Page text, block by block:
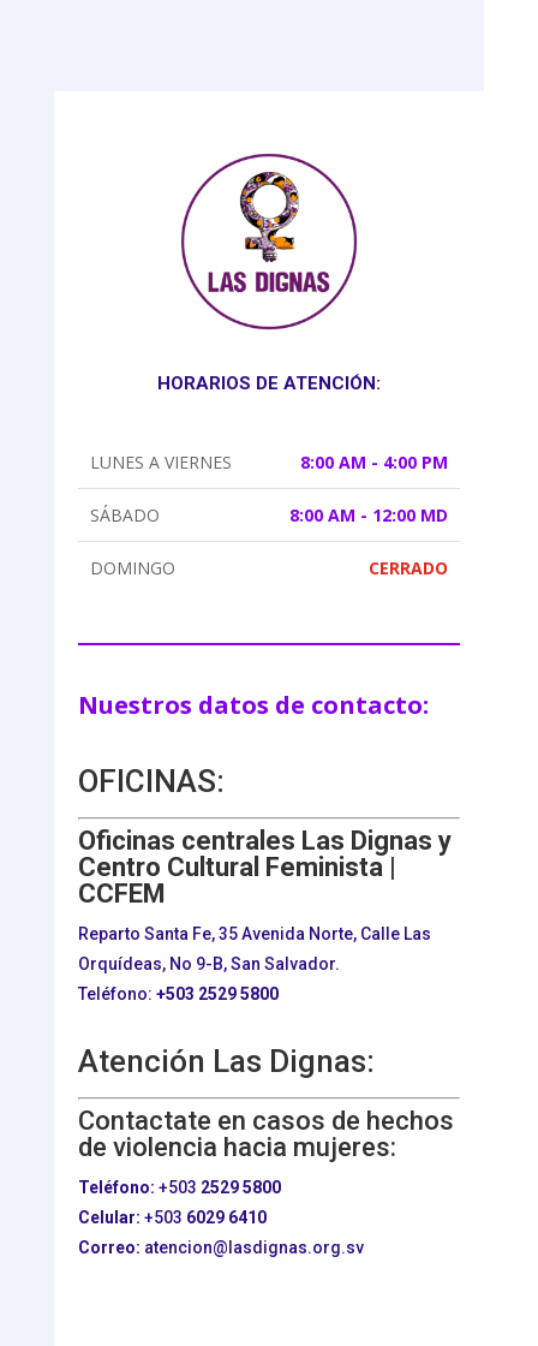
HORARIOS DE ATENCIÓN:
LUNES A VIERNES 8:00 AM - 4:00 PM
SÁBADO 8:00 AM - 12:00 MD
DOMINGO CERRADO
Nuestros datos de contacto:
OFICINAS:
Oficinas centrales Las Dignas y
Centro Cultural Feminista |
CCFEM
Reparto Santa Fe, 35 Avenida Norte, Calle Las
Orquídeas, No 9-B, San Salvador.
Teléfono: +503 2529 5800
Atención Las Dignas:
Contactate en casos de hechos
de violencia hacia mujeres:
Teléfono: +503 2529 5800
Celular: +503 6029 6410
Correo: atencion@lasdignas.org.sv